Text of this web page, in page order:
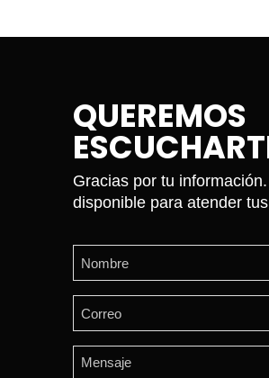
QUEREMOS
Gracias por tu
disponible para atender
First
Email
(Required)
Comments